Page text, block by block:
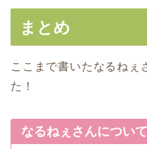
まとめ
ここまで書いたなるねぇ
た！
なるねぇさんについ